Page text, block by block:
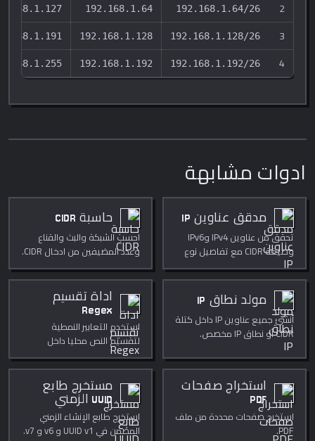
2
192.168.1.64/26
192.168.1.64
3
192.168.1.128/26
192.168.1.128
4
192.168.1.192/26
192.168.1.192
ادوات مشابهة
مدقق عناوين IP
تحقق من عناوين IPv4 وIPv6
وصيغة CIDR مع تفاصيل نوع
العنوان ومعلومات الشبكة
الفرعية.
حاسبة CIDR
احسب الشبكة والبث والقناع
وعدد المضيفين من ادخال CIDR.
مولد نطاق IP
أنشئ جميع عناوين IP داخل كتلة
CIDR أو نطاق IP مخصص.
اداة تقسيم
Regex
استخدم التعابير النمطية
لتقسيم النص محليا داخل
المتصفح.
استخراج صفحات
PDF
استخرج صفحات محددة من ملف
PDF.
مستخرج طابع
UUID الزمني
استخرج طابع الإنشاء الزمني
المضمن في UUID v1 و v6 و v7.